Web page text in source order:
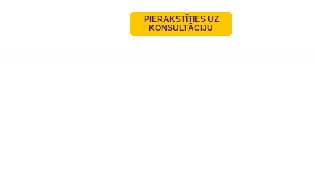
PIERAKSTĪTIES UZ
KONSULTĀCIJU